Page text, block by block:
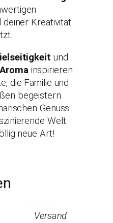
deiner Kreativität
und
inspirieren
die Familie und
begeistern.
Genuss
Welt
neue Art!
Versand